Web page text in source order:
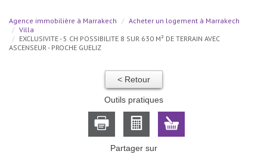
Agence immobilière à Marrakech
Acheter un logement à Marrakech
Villa
EXCLUSIVITE - 5 CH POSSIBILITE 8 SUR 630 M² DE TERRAIN AVEC
ASCENSEUR - PROCHE GUELIZ
< Retour
Outils pratiques
Partager sur